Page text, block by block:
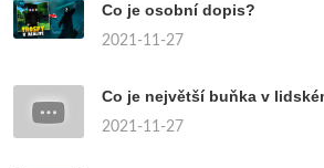
Co je osobní dopis?
2021-11-27
Co je největší buňka v
2021-11-27